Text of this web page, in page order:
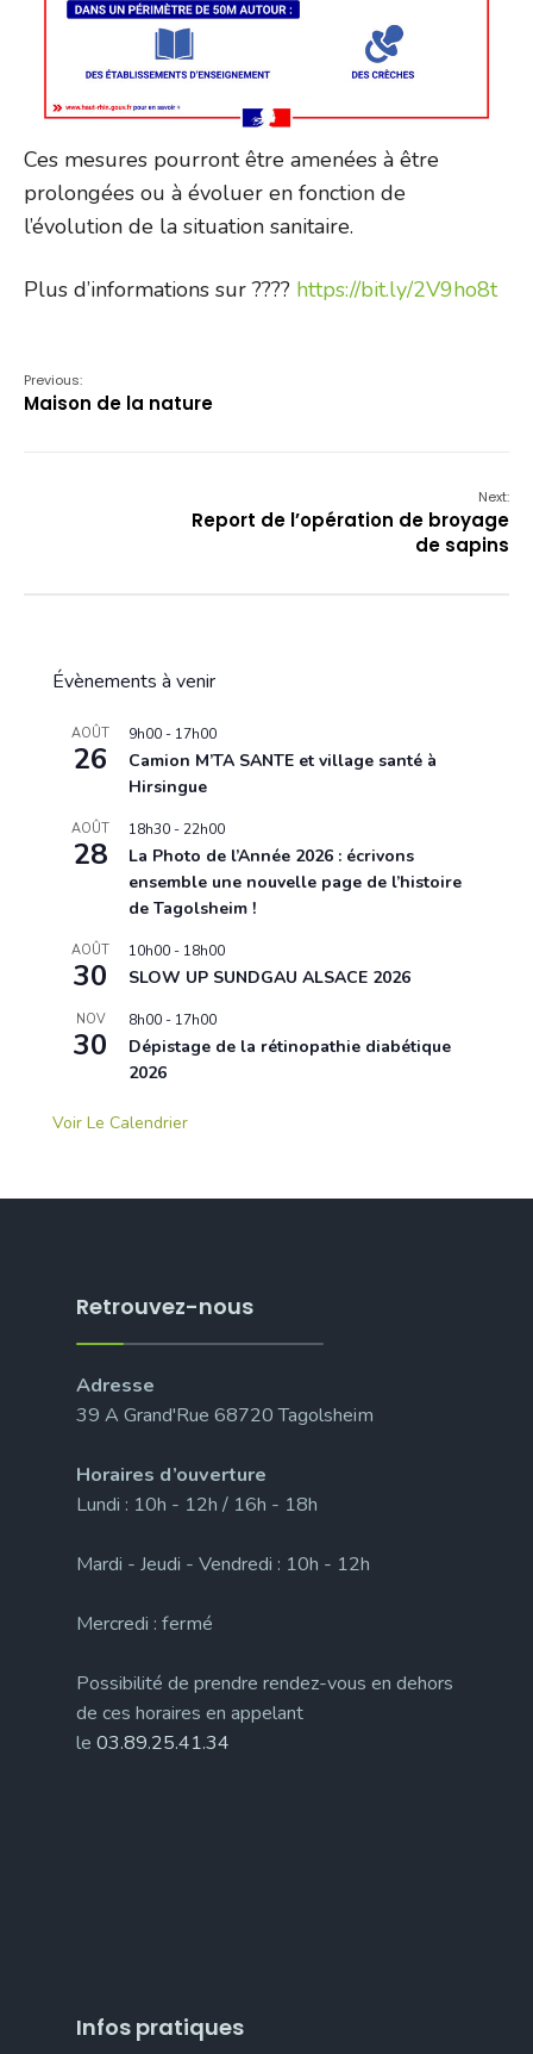
Ces mesures pourront être amenées à être
prolongées ou à évoluer en fonction de
l’évolution de la situation sanitaire.
Plus d’informations sur ???? https://bit.ly/2V9ho8t
Previous:
Maison de la nature
Next:
Report de l’opération de broyage
de sapins
Évènements à venir
AOÛT
26
9h00 - 17h00
Camion M’TA SANTE et village santé à
Hirsingue
AOÛT
28
18h30 -22h00
La Photo de l’Année 2026 : écrivons
ensemble une nouvelle page de l’histoire
de Tagolsheim !
AOÛT
30
10h00 - 18h00
SLOW UP SUNDGAU ALSACE 2026
NOV
30
8h00 - 17h00
Dépistage de la rétinopathie diabétique
2026
Voir Le Calendrier
Retrouvez-nous
Adresse
39 A Grand'Rue 68720 Tagolsheim
Horaires d’ouverture
Lundi : 10h - 12h / 16h - 18h
Mardi - Jeudi - Vendredi : 10h - 12h
Mercredi : fermé
Possibilité de prendre rendez-vous en dehors
de ces horaires en appelant
le 03.89.25.41.34
Infos pratiques